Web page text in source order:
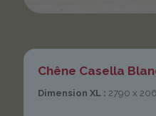
Chêne Casella
Dimension XL : 2790 x